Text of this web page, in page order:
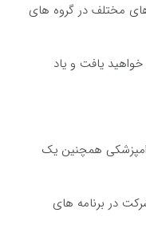
مختلف در گروه های
یافت و یاد
همچنین یک
در برنامه های